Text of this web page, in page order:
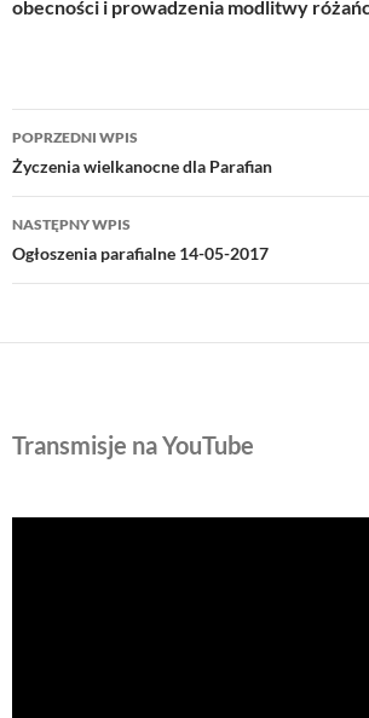
obecności i prowadzenia modlitwy
Nawigacja
wpisu
POPRZEDNI WPIS
Życzenia wielkanocne dla Parafian
NASTĘPNY WPIS
Ogłoszenia parafialne 14-05-2017
Transmisje na YouTube